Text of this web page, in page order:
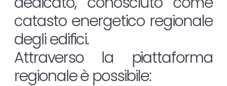
catasto energetico regionale
degli edifici.
Attraverso la piattaforma
regionale è possibile: